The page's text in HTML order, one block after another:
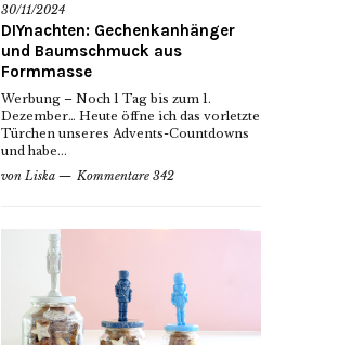
30/11/2024
DIYnachten: Gechenkanhänger
und Baumschmuck aus
Formmasse
Werbung – Noch 1 Tag bis zum 1.
Dezember… Heute öffne ich das vorletzte
Türchen unseres Advents-Countdowns
und habe...
von Liska Kommentare 342